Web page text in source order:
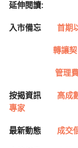
延伸閱讀:
入市備忘 首期
轉讓
管理
按揭資訊 高成
專家
最新動態 成交